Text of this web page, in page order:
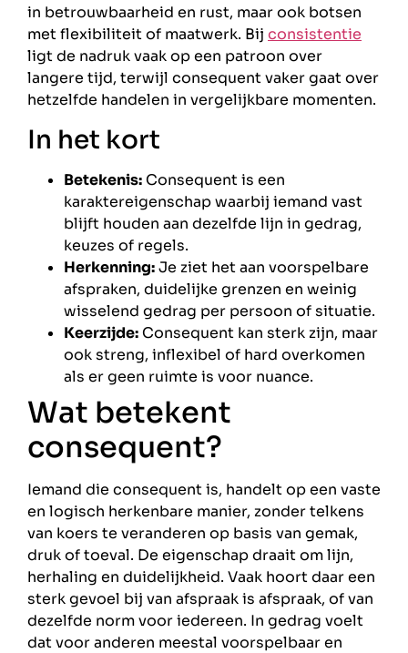
in betrouwbaarheid en rust, maar ook botsen
met flexibiliteit of maatwerk. Bij consistentie
ligt de nadruk vaak op een patroon over
langere tijd, terwijl consequent vaker gaat over
hetzelfde handelen in vergelijkbare momenten.
In het kort
Betekenis: Consequent is een
karaktereigenschap waarbij iemand vast
blijft houden aan dezelfde lijn in gedrag,
keuzes of regels.
Herkenning:Je ziet het aan voorspelbare
afspraken, duidelijke grenzen en weinig
wisselend gedrag per persoon of situatie.
Keerzijde: Consequent kan sterk zijn, maar
ook streng, inflexibel of hard overkomen
als er geen ruimte is voor nuance.
Wat betekent
consequent?
Iemand die consequent is, handelt op een vaste
en logisch herkenbare manier, zonder telkens
van koers te veranderen op basis van gemak,
druk of toeval. De eigenschap draait om lijn,
herhaling en duidelijkheid. Vaak hoort daar een
sterk gevoel bij van afspraak is afspraak, of van
dezelfde norm voor iedereen. In gedrag voelt
dat voor anderen meestal voorspelbaar en